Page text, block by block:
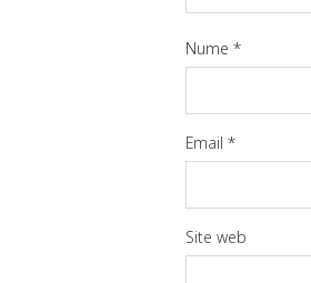
Nume *
Email *
Site web